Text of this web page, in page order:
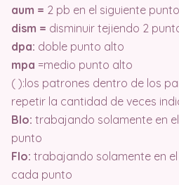
aum = 2 pb en el siguiente punto
dism = disminuir tejiendo 2
dpa: doble punto alto
mpa =medio punto alto
( ):los patrones dentro de los
repetir la cantidad de veces
Blo: trabajando solamente en
punto
Flo: trabajando solamente en
cada punto